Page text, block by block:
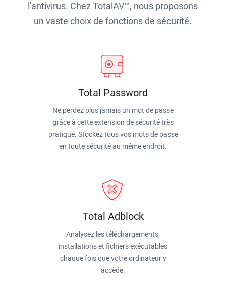
l'antivirus. Chez TotalAV™, nous proposons
un vaste choix de fonctions de sécurité.
Total Password
Ne perdez plus jamais un mot de passe
grâce à cette extension de sécurité très
pratique. Stockez tous vos mots de passe
en toute sécurité au même endroit.
Total Adblock
Analysez les téléchargements,
installations et fichiers exécutables
chaque fois que votre ordinateur y
accède.